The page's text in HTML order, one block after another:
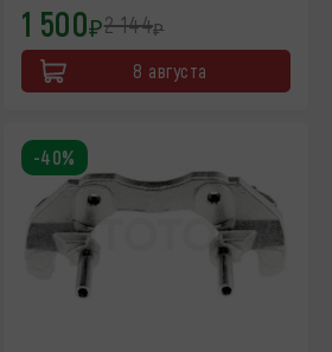
1 500₽2 144₽
8 августа
-40%